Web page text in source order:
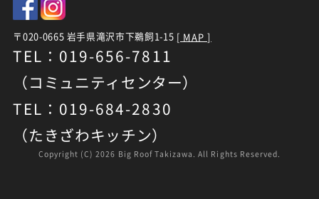
〒020-0665 岩手県滝沢市下鵜飼1-15 [ MAP ]
TEL：019-656-7811
（コミュニティセンター）
TEL：019-684-2830
（たきざわキッチン）
Copyright (C)2026 Big Roof Takizawa. All Rights Reserved.